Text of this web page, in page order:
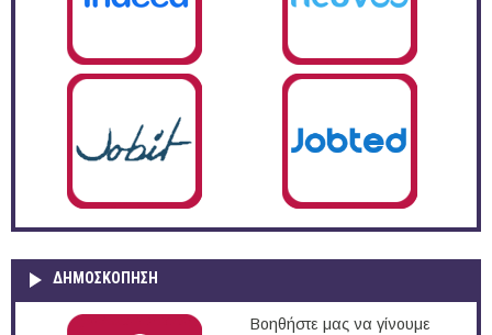
ΔΗΜΟΣΚΌΠΗΣΗ
Βοηθήστε μας να γίνουμε